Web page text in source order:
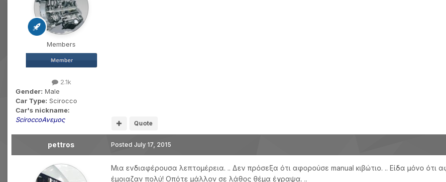
Members
2.1k
Gender: Male
Car Type: Scirocco
Car's nickname:
SciroccoΑνεμος
Quote
pettros Posted July 17, 2015
Μια ενδιαφέρουσα λεπτομέρεια. .. Δεν πρόσεξα ότι αφορούσε manual κιβώτιο. .. Είδα μόνο ότι
έμοιαζαν πολύ! Οπότε μάλλον σε λάθος θέμα έγραψα. ..